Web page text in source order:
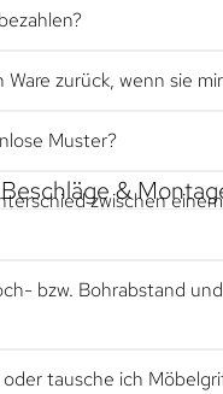
Ware zurück, wenn sie
Muster?
Beschläge &
zwischen
bzw. Bohrabstand
tausche ich